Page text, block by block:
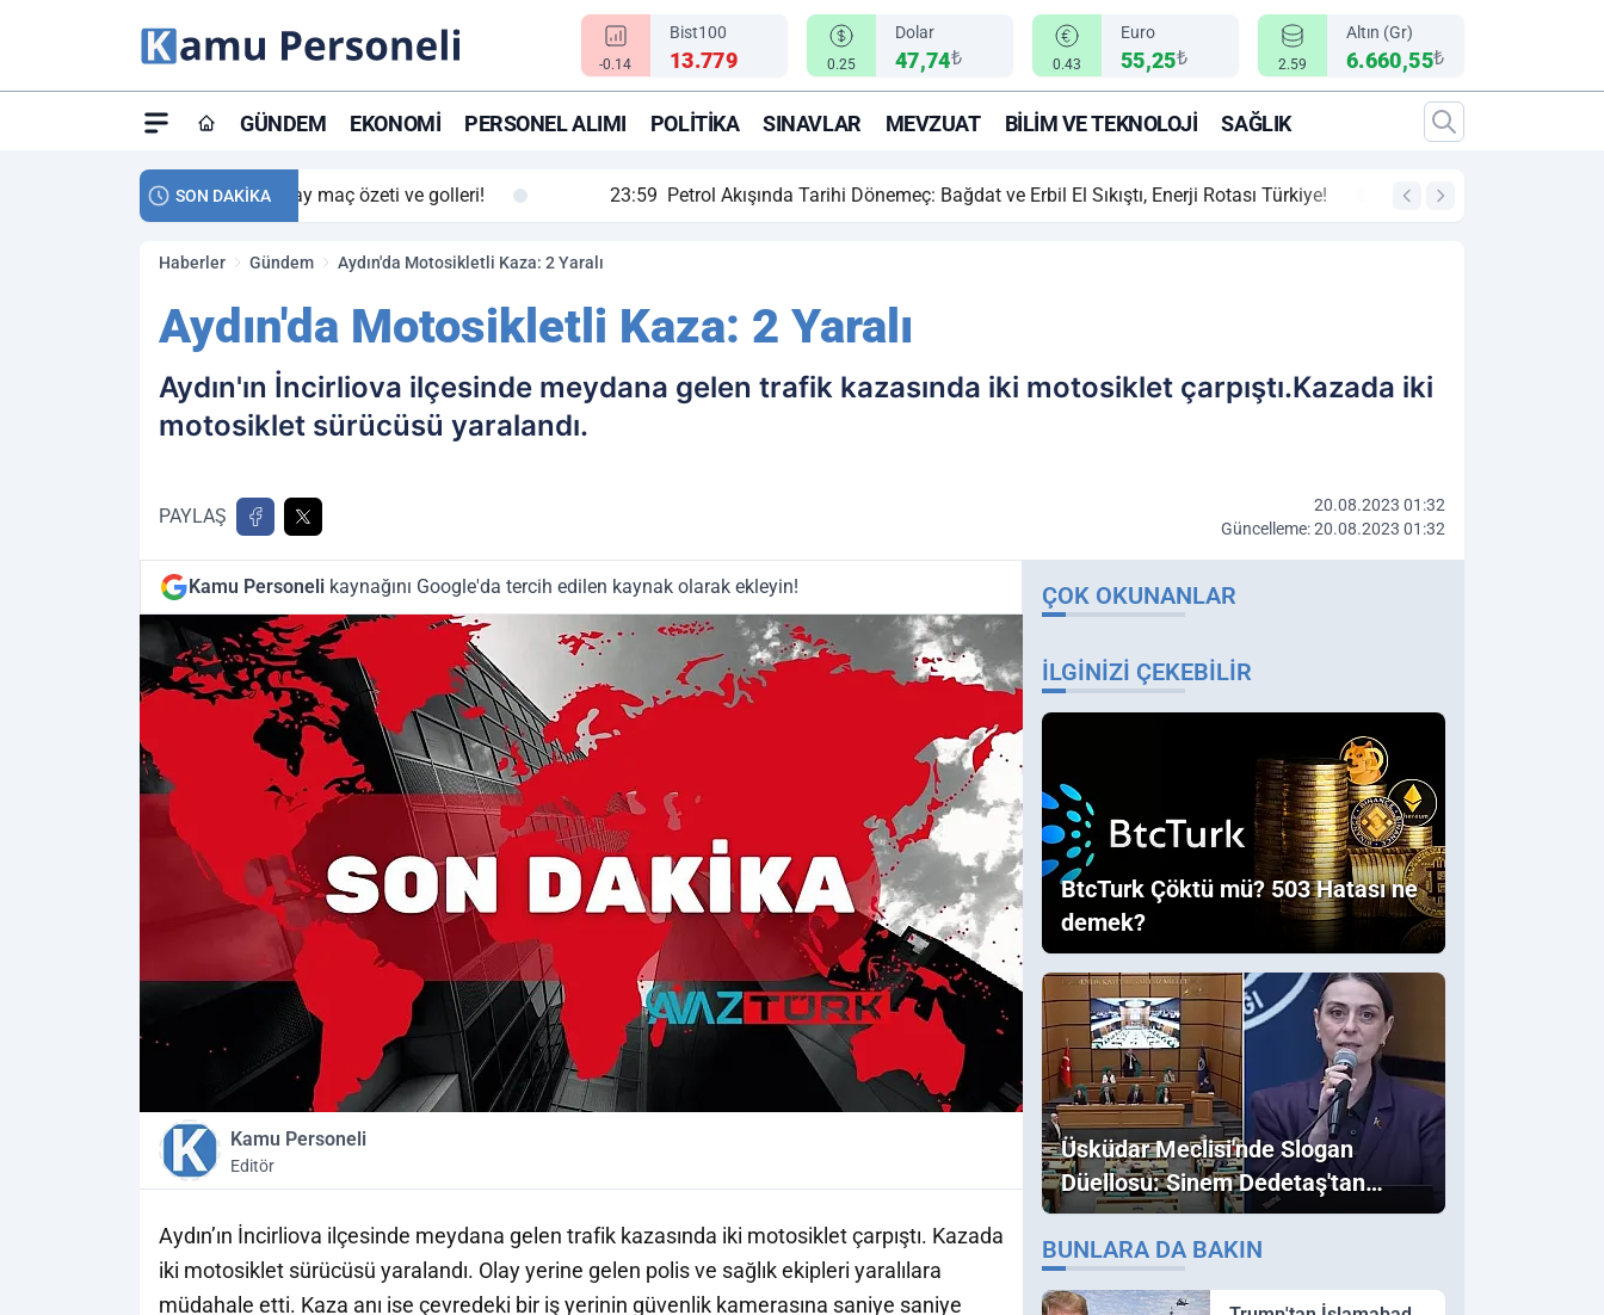
-0.14
Bist100
13.779 0.25
Dolar
47,74₺ 0.43
Euro
55,25₺ 2.59
Altın (Gr)
6.660,55₺
GÜNDEM EKONOMI PERSONEL ALIMI POLITIKA SINAVLAR MEVZUAT BILIM VE TEKNOLOJI SAĞLIK
SON DAKİKA
maç özeti ve golleri! 23:59 Petrol Akışında Tarihi Dönemeç: Bağdat ve Erbil El Sıkıştı, Enerji Rotası Türkiye! 00:12
Haberler Gündem Aydın'da Motosikletli Kaza: 2 Yaralı
Aydın'da Motosikletli Kaza: 2 Yaralı
Aydın'ın İncirliova ilçesinde meydana gelen trafik kazasında iki motosiklet çarpıştı.Kazada iki
motosiklet sürücüsü yaralandı.
PAYLAŞ
20.08.2023 01:32
Güncelleme: 20.08.2023 01:32
Kamu Personeli kaynağını Google'da tercih edilen kaynak olarak ekleyin!
Kamu Personeli
Editör
Aydın’ın İncirliova ilçesinde meydana gelen trafik kazasında iki motosiklet çarpıştı. Kazada
iki motosiklet sürücüsü yaralandı. Olay yerine gelen polis ve sağlık ekipleri yaralılara
müdahale etti. Kaza anı ise çevredeki bir iş yerinin güvenlik kamerasına saniye saniye
ÇOK OKUNANLAR
İLGINIZI ÇEKEBILIR
BtcTurk Çöktü mü? 503 Hatası ne
demek?
Üsküdar Meclisi'nde Slogan
Düellosu: Sinem Dedetaş'tan
Ezber Bozan "Erdoğan" ve
"İmamoğlu" Çıkışı!
BUNLARA DA BAKIN